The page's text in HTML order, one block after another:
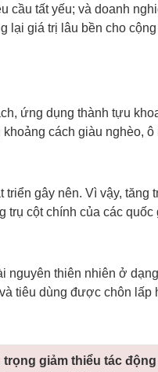
cầu tất yếu; và doanh
lại giá trị lâu bền cho cộng
ứng dụng thành tựu
cách giàu nghèo,
triển gây nên. Vì vậy,
cột chính của các quốc
nguyên thiên nhiên ở
tiêu dùng được chôn lấp
giảm thiểu tác